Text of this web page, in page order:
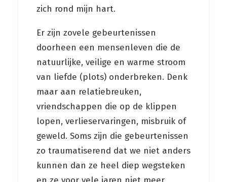
zich rond mijn hart.
Er zijn zovele gebeurtenissen
doorheen een mensenleven die de
natuurlijke, veilige en warme stroom
van liefde (plots) onderbreken. Denk
maar aan relatiebreuken,
vriendschappen die op de klippen
lopen, verlieservaringen, misbruik of
geweld. Soms zijn die gebeurtenissen
zo traumatiserend dat we niet anders
kunnen dan ze heel diep wegsteken